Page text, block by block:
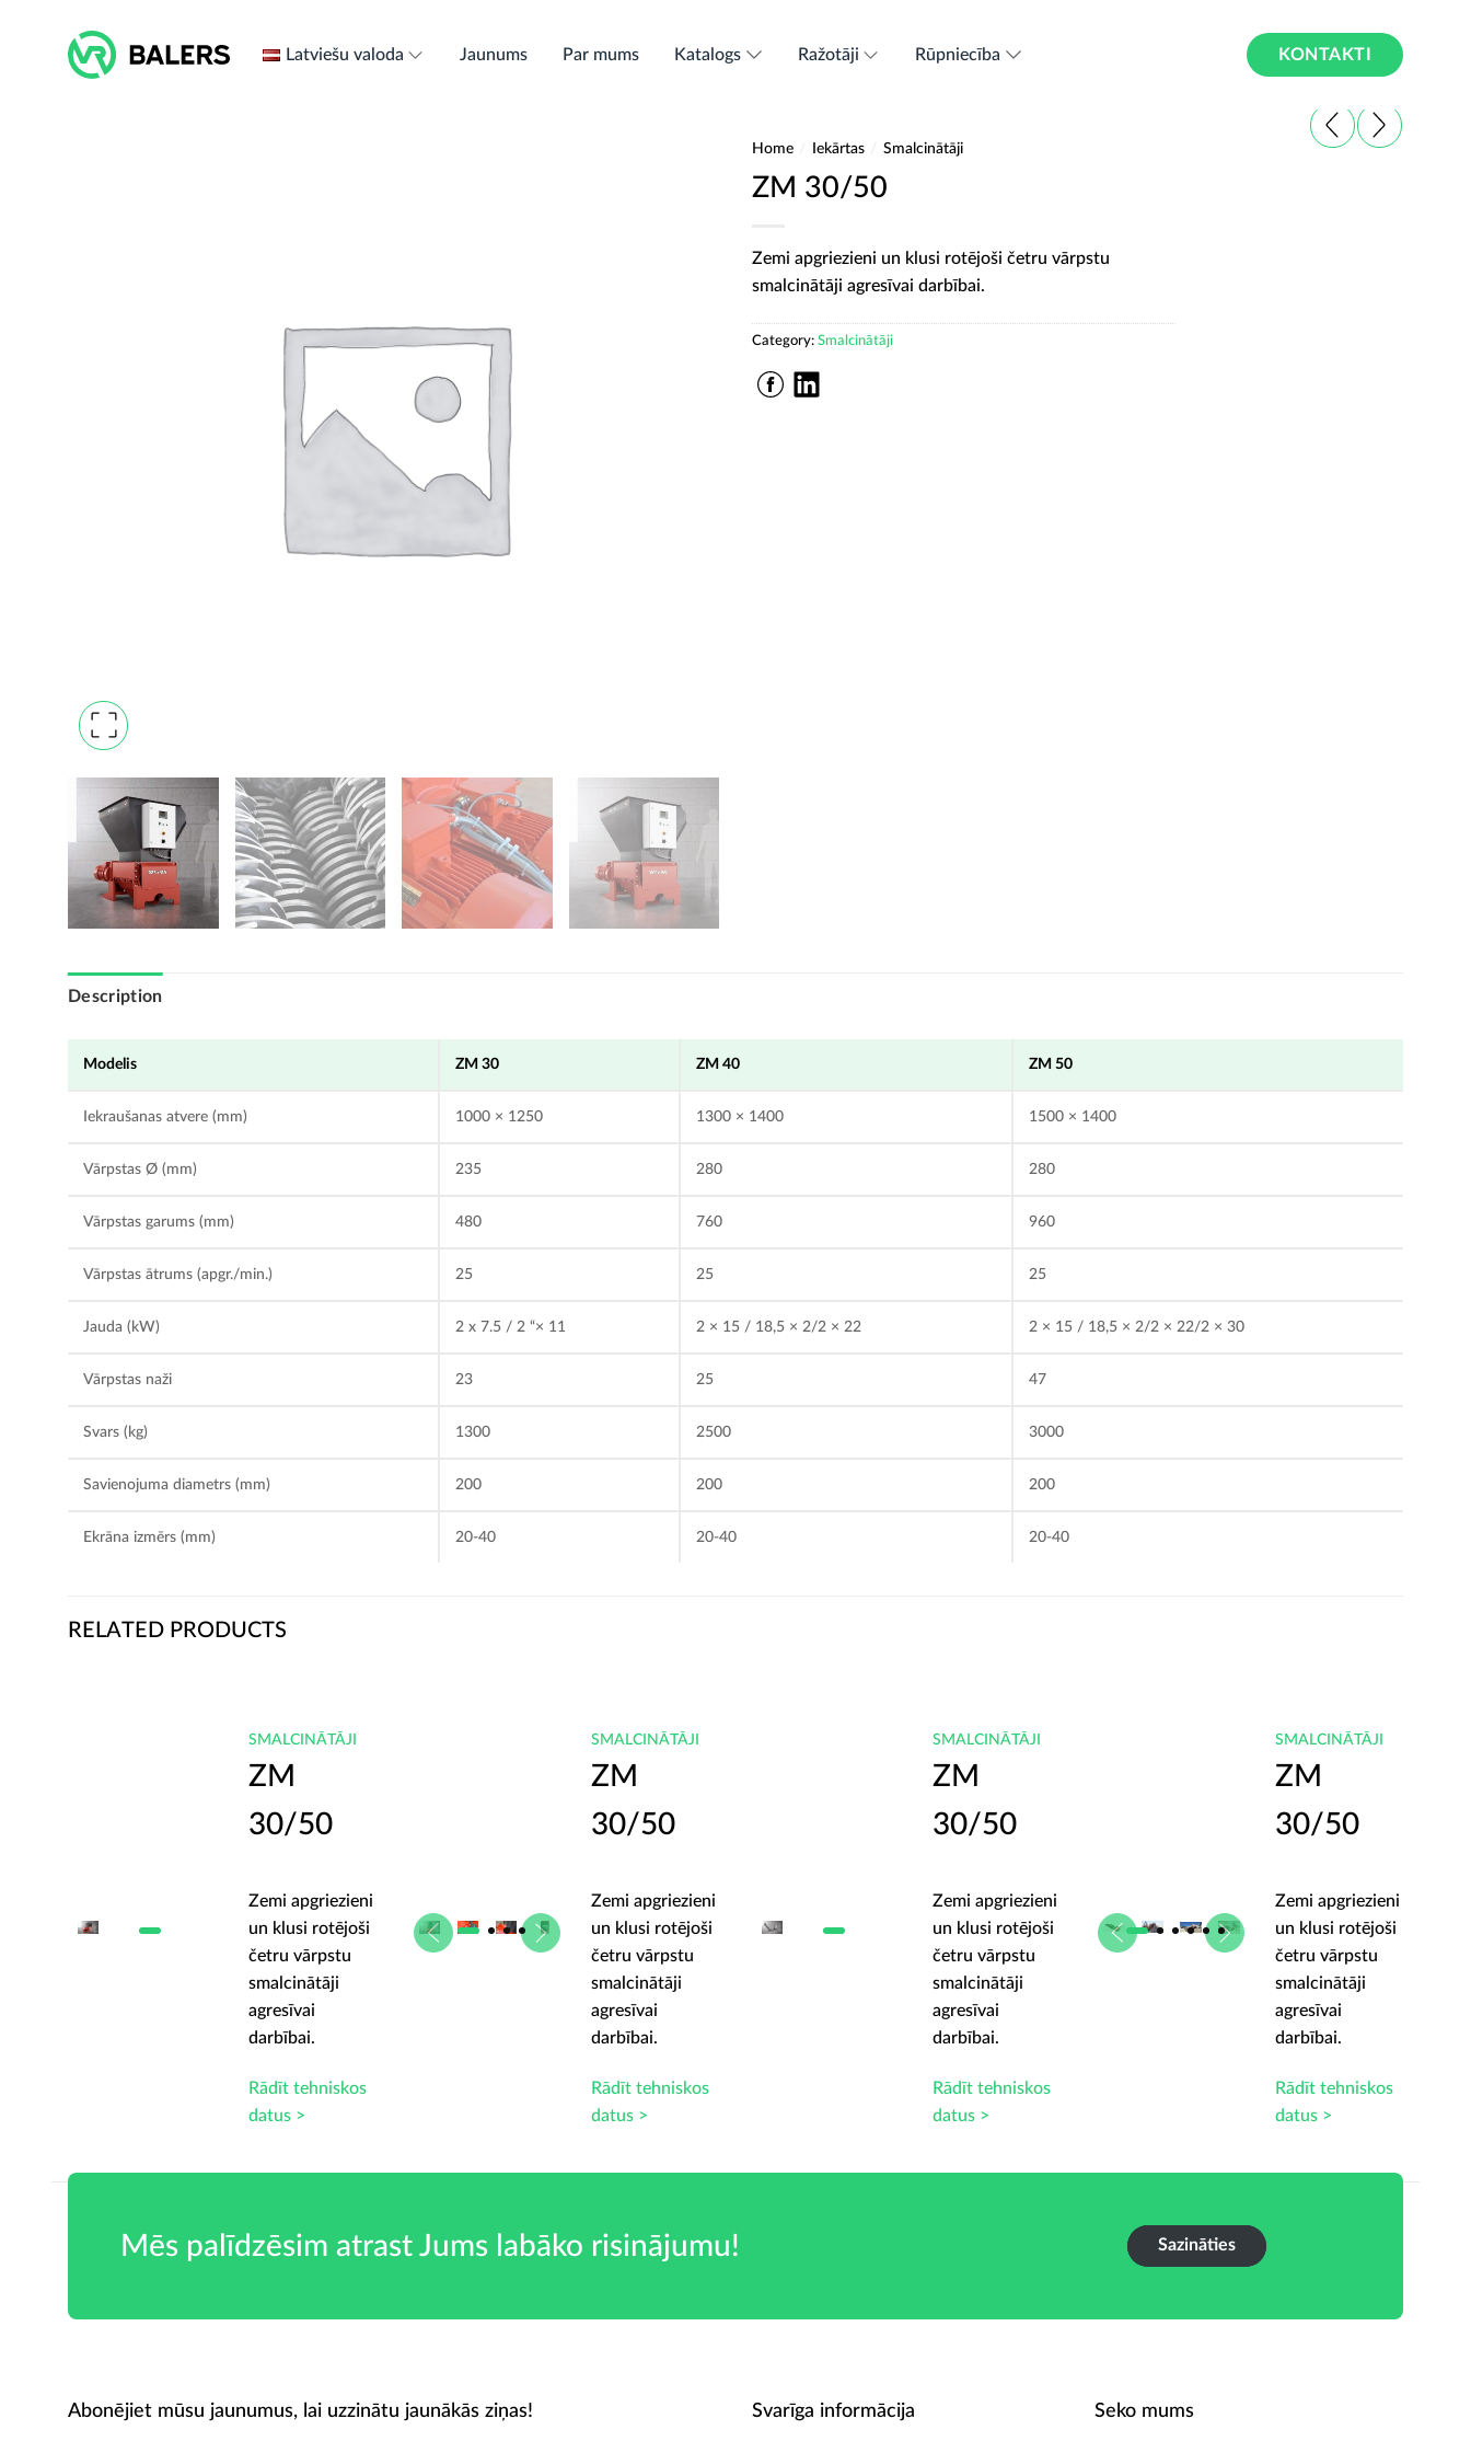
Latviešu valoda Jaunums Par mums Katalogs Ražotāji Rūpniecība KONTAKTI
Home Iekārtas Smalcinātāji
ZM 30/50
Zemi apgriezieni un klusi rotējoši četru vārpstu
smalcinātāji agresīvai darbībai.
Category: Smalcinātāji
Description
Modelis ZM 30 ZM 40 ZM 50
Iekraušanas atvere (mm) 1000 × 1250 1300 × 1400 1500 × 1400
Vārpstas Ø (mm) 235 280 280
Vārpstas garums (mm) 480 760 960
Vārpstas ātrums (apgr./min.) 25 25 25
Jauda (kW) 2 x 7.5 / 2 “× 11 2 × 15 / 18,5 × 2/2 × 22 2 × 15 / 18,5 × 2/2 × 22/2 × 30
Vārpstas naži 23 25 47
Svars (kg) 1300 2500 3000
Savienojuma diametrs (mm) 200 200 200
Ekrāna izmērs (mm) 20-40 20-40 20-40
RELATED PRODUCTS
SMALCINĀTĀJI
ZM
30/50
Zemi apgriezieni
un klusi rotējoši
četru vārpstu
smalcinātāji
agresīvai
darbībai.
Rādīt tehniskos
datus >
SMALCINĀTĀJI
ZM
30/50
Zemi apgriezieni
un klusi rotējoši
četru vārpstu
smalcinātāji
agresīvai
darbībai.
Rādīt tehniskos
datus >
SMALCINĀTĀJI
ZM
30/50
Zemi apgriezieni
un klusi rotējoši
četru vārpstu
smalcinātāji
agresīvai
darbībai.
Rādīt tehniskos
datus >
SMALCINĀTĀJI
ZM
30/50
Zemi apgriezieni
un klusi rotējoši
četru vārpstu
smalcinātāji
agresīvai
darbībai.
Rādīt tehniskos
datus >
Mēs palīdzēsim atrast Jums labāko risinājumu! Sazināties
Abonējiet mūsu jaunumus, lai uzzinātu jaunākās ziņas! Svarīga informācija Seko mums